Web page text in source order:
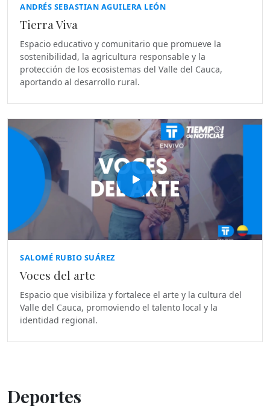
ANDRÉS SEBASTIAN AGUILERA LEÓN
Tierra Viva
Espacio educativo y comunitario que promueve la
sostenibilidad, la agricultura responsable y la
protección de los ecosistemas del Valle del Cauca,
aportando al desarrollo rural.
SALOMÉ RUBIO SUÁREZ
Voces del arte
Espacio que visibiliza y fortalece el arte y la cultura del
Valle del Cauca, promoviendo el talento local y la
identidad regional.
Deportes